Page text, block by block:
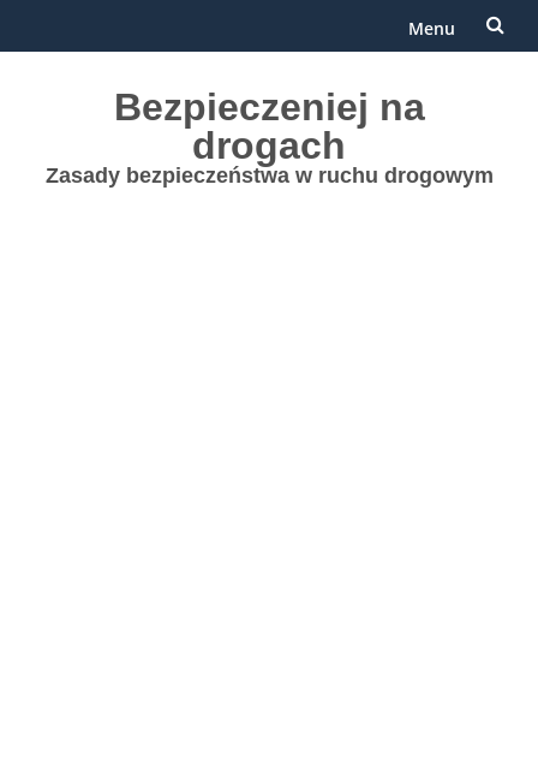
Menu
Bezpieczeniej na
drogach
Zasady bezpieczeństwa w ruchu drogowym